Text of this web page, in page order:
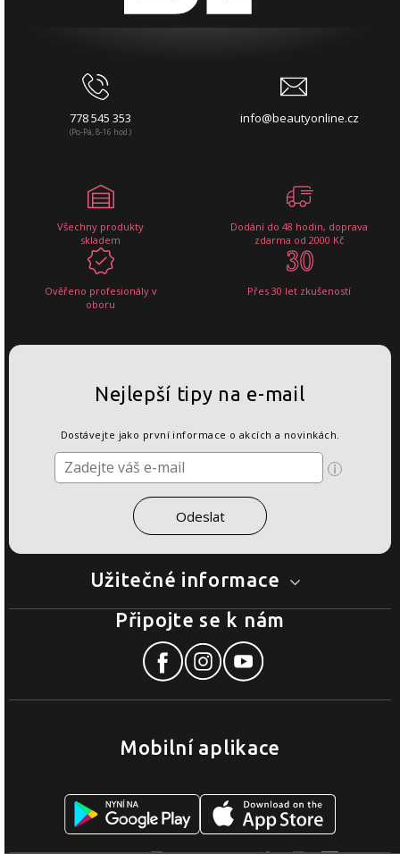
778 545 353
(Po-Pá, 8-16 hod.)
info@beautyonline.cz
Všechny produkty
skladem
Dodání do 48 hodin, doprava
zdarma od 2000 Kč
Ověřeno profesionály v
oboru
Přes 30 let zkušeností
Užitečné informace
Nejlepší tipy na e-mail
Dostávejte jako první informace o akcích a novinkách.
Mobilní aplikace
Připojte se k nám